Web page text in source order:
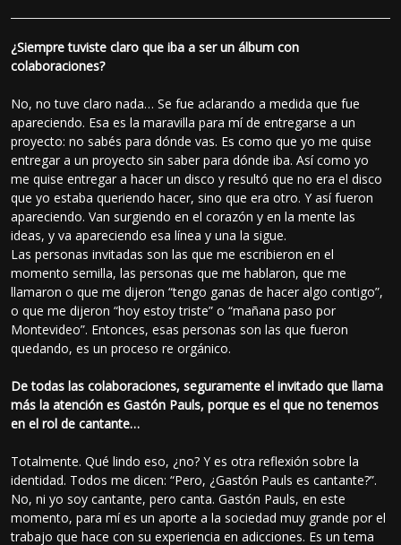
¿Siempre tuviste claro que iba a ser un álbum con
colaboraciones?
No, no tuve claro nada… Se fue aclarando a medida que fue
apareciendo. Esa es la maravilla para mí de entregarse a un
proyecto: no sabés para dónde vas. Es como que yo me quise
entregar a un proyecto sin saber para dónde iba. Así como yo
me quise entregar a hacer un disco y resultó que no era el disco
que yo estaba queriendo hacer, sino que era otro. Y así fueron
apareciendo. Van surgiendo en el corazón y en la mente las
ideas, y va apareciendo esa línea y una la sigue.
Las personas invitadas son las que me escribieron en el
momento semilla, las personas que me hablaron, que me
llamaron o que me dijeron “tengo ganas de hacer algo contigo”,
o que me dijeron “hoy estoy triste” o “mañana paso por
Montevideo”. Entonces, esas personas son las que fueron
quedando, es un proceso re orgánico.
De todas las colaboraciones, seguramente el invitado que llama
más la atención es Gastón Pauls, porque es el que no tenemos
en el rol de cantante…
Totalmente. Qué lindo eso, ¿no? Y es otra reflexión sobre la
identidad. Todos me dicen: “Pero, ¿Gastón Pauls es cantante?”.
No, ni yo soy cantante, pero canta. Gastón Pauls, en este
momento, para mí es un aporte a la sociedad muy grande por el
trabajo que hace con su experiencia en adicciones. Es un tema